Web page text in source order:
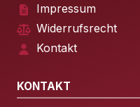
Impressum
Widerrufsrecht
Kontakt
KONTAKT